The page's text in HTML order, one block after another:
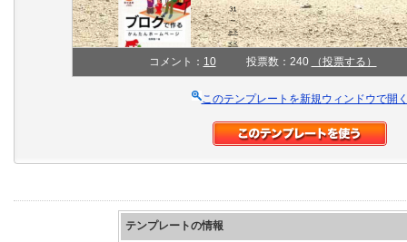
コメント： 10 投票数：240 （投票する）
このテンプレートを新規ウィンドウで開
テンプレートの情報